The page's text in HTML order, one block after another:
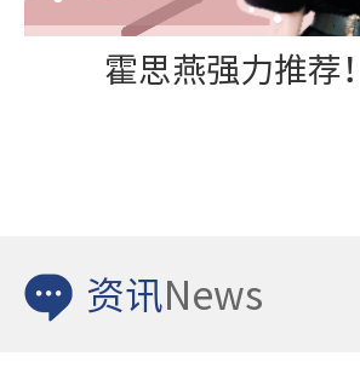
霍思燕强力推荐！
资讯 News